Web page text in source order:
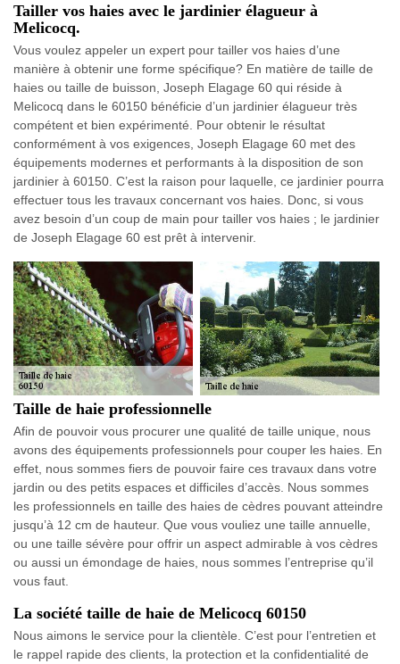
Tailler vos haies avec le jardinier élagueur à
Melicocq.
Vous voulez appeler un expert pour tailler vos haies d’une
manière à obtenir une forme spécifique? En matière de taille de
haies ou taille de buisson, Joseph Elagage 60 qui réside à
Melicocq dans le 60150 bénéficie d’un jardinier élagueur très
compétent et bien expérimenté. Pour obtenir le résultat
conformément à vos exigences, Joseph Elagage 60 met des
équipements modernes et performants à la disposition de son
jardinier à 60150. C’est la raison pour laquelle, ce jardinier pourra
effectuer tous les travaux concernant vos haies. Donc, si vous
avez besoin d’un coup de main pour tailler vos haies ; le jardinier
de Joseph Elagage 60 est prêt à intervenir.
Taille de haie professionnelle
Afin de pouvoir vous procurer une qualité de taille unique, nous
avons des équipements professionnels pour couper les haies. En
effet, nous sommes fiers de pouvoir faire ces travaux dans votre
jardin ou des petits espaces et difficiles d’accès. Nous sommes
les professionnels en taille des haies de cèdres pouvant atteindre
jusqu’à 12 cm de hauteur. Que vous vouliez une taille annuelle,
ou une taille sévère pour offrir un aspect admirable à vos cèdres
ou aussi un émondage de haies, nous sommes l’entreprise qu’il
vous faut.
La société taille de haie de Melicocq 60150
Nous aimons le service pour la clientèle. C’est pour l’entretien et
le rappel rapide des clients, la protection et la confidentialité de